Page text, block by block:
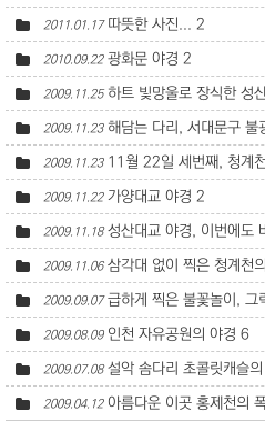
2011.01.17 따뜻한 사진... 2
2010.09.22 광화문 야경 2
2009.11.25 하트 빛망울로 장식한
2009.11.23 해담는 다리, 서대문구 불
2009.11.23 11월 22일 세번째, 청계
2009.11.22 가양대교 야경 2
2009.11.18 성산대교 야경, 이번에
2009.11.06 삼각대 없이 찍은 청계
2009.09.07 급하게 찍은 불꽃놀이, 그
2009.08.09 인천 자유공원의 야경 6
2009.07.08 설악 솜다리 초콜릿캐슬
2009.04.12 아름다운 이곳 홍제천의